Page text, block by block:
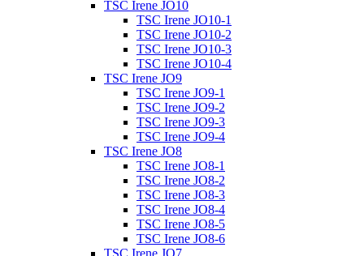
TSC Irene JO10
TSC Irene JO10-1
TSC Irene JO10-2
TSC Irene JO10-3
TSC Irene JO10-4
TSC Irene JO9
TSC Irene JO9-1
TSC Irene JO9-2
TSC Irene JO9-3
TSC Irene JO9-4
TSC Irene JO8
TSC Irene JO8-1
TSC Irene JO8-2
TSC Irene JO8-3
TSC Irene JO8-4
TSC Irene JO8-5
TSC Irene JO8-6
TSC Irene JO7